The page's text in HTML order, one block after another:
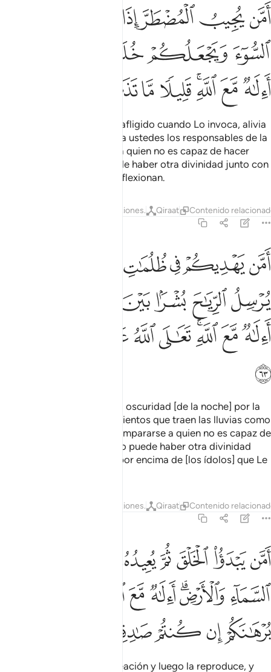
امن يجيب المضطر اذا دعاه ويكشف السوء ويجعلكم خلفاء الارض االاه
أَمَّن يُجِيبُ ٱلْمُضْطَرَّ إِذَا دَعَاهُ وَيَكْشِفُ ٱلسُّوٓءَ وَيَجْعَلُكُمْ خُلَفَآءَ
ﲧﲨﲩﲪ
ﲭﲮﲯ
ﲲﲳﲴﲵﲶﲷﲸ
¿Acaso Quien responde al afligido cuando Lo invoca, alivia
los pesares y los ha hecho a ustedes los responsables de la
Tierra [puede equipararse a quien no es capaz de hacer
nada de eso]? ¿Acaso puede haber otra divinidad junto con
Dios? Pocos son los que reflexionan.
Reflexiones. Qiraat Contenido
امن يهديكم في ظلمات البر والبحر ومن يرسل الرياح بشرا بين يدي
أَمَّن يَهْدِيكُمْ فِى ظُلُمَـٰتِ ٱلْبَرِّ وَٱلْبَحْرِ وَمَن يُرْسِلُ ٱلرِّيَـٰحَ بُشْرًۢا بَيْنَ يَدَىْ
ﲺﲻﲼﲽ
ﳁﳂﳃﳄ
ﳈﳉﳊﳋﳌﳍﳎ
ﳐ
¿Acaso Quien los guía en la oscuridad [de la noche] por la
tierra y el mar, y envía los vientos que traen las lluvias como
una misericordia [puede compararse a quien no es capaz de
hacer nada de eso]? ¿Acaso puede haber otra divinidad
junto con Dios? Dios está por encima de [los ídolos] que Le
Reflexiones. Qiraat Contenido
امن يبدا الخلق ثم يعيده ومن يرزقكم من السماء والارض االاه مع الله
أَمَّن يَبْدَؤُا۟ ٱلْخَلْقَ ثُمَّ يُعِيدُهُۥ وَمَن يَرْزُقُكُم مِّنَ ٱلسَّمَآءِ وَٱلْأَرْضِ
ﱁﱂﱃﱄﱅ
ﱉﱊﱋﱌﱍﱎﱏ
ﱒﱓﱔﱕ
¿Acaso Quien origina la creación y luego la reproduce, y